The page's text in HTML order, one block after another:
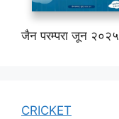
जैन परम्परा जून २०२५
CRICKET